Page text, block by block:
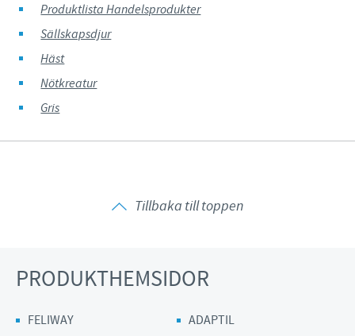
Produktlista Handelsprodukter
Sällskapsdjur
Häst
Nötkreatur
Gris
Tillbaka till toppen
PRODUKTHEMSIDOR
FELIWAY
ADAPTIL